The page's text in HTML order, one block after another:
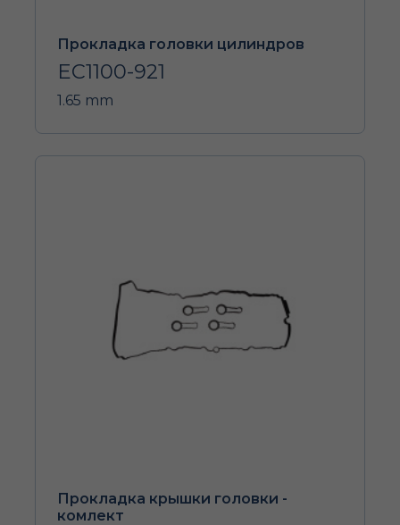
Прокладка головки цилиндров
EC1100-921
1.65 mm
Прокладка крышки головки -
комлект